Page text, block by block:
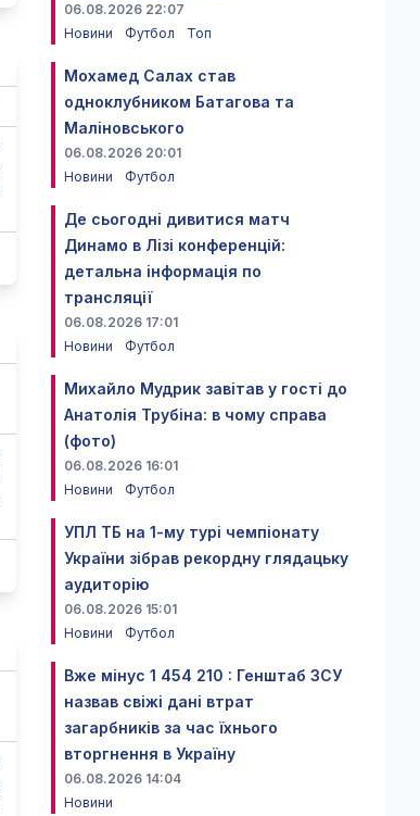
06.08.2026 22:07
Новини
Футбол Топ
Мохамед Салах став
одноклубником Батагова та
Маліновського
06.08.2026 20:01
Новини
Футбол
Де сьогодні дивитися матч
Динамо в Лізі конференцій:
детальна інформація по
трансляції
06.08.2026 17:01
Новини
Футбол
Михайло Мудрик завітав у гості до
Анатолія Трубіна: в чому справа
(фото)
06.08.2026 16:01
Новини
Футбол
УПЛ ТБ на 1-му турі чемпіонату
України зібрав рекордну глядацьку
аудиторію
06.08.2026 15:01
Новини
Футбол
Вже мінус 1 454 210 : Генштаб ЗСУ
назвав свіжі дані втрат
загарбників за час їхнього
вторгнення в Україну
06.08.2026 14:04
Новини